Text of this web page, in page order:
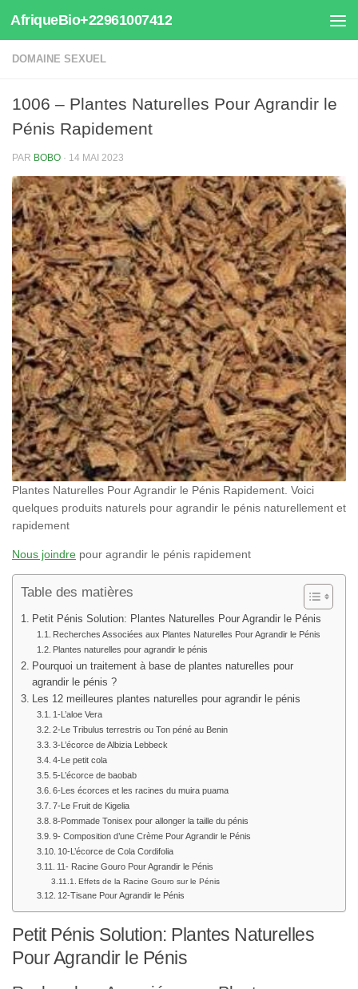
Au dessous du contenu
AfriqueBio+22961007412
DOMAINE SEXUEL
1006 – Plantes Naturelles Pour Agrandir le
Pénis Rapidement
PAR BOBO · 14 MAI 2023
Plantes Naturelles Pour Agrandir le Pénis Rapidement. Voici
quelques produits naturels pour agrandir le pénis naturellement et
rapidement
Nous joindre pour agrandir le pénis rapidement
Table des matières
Petit Pénis Solution: Plantes Naturelles Pour Agrandir le Pénis
Recherches Associées aux Plantes Naturelles Pour Agrandir le Pénis
Plantes naturelles pour agrandir le pénis
Pourquoi un traitement à base de plantes naturelles pour
agrandir le pénis ?
Les 12 meilleures plantes naturelles pour agrandir le pénis
1-L’aloe Vera
2-Le Tribulus terrestris ou Ton péné au Benin
3-L’écorce de Albizia Lebbeck
4-Le petit cola
5-L’écorce de baobab
6-Les écorces et les racines du muira puama
7-Le Fruit de Kigelia
8-Pommade Tonisex pour allonger la taille du pénis
9- Composition d’une Crème Pour Agrandir le Pénis
10-L’écorce de Cola Cordifolia
11- Racine Gouro Pour Agrandir le Pénis
Effets de la Racine Gouro sur le Pénis
12-Tisane Pour Agrandir le Pénis
Petit Pénis Solution: Plantes Naturelles
Pour Agrandir le Pénis